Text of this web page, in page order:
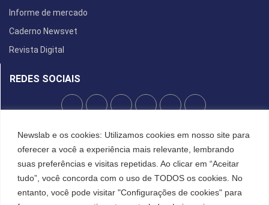
Newslab e os cookies: Utilizamos cookies em nosso site para
oferecer a você a experiência mais relevante, lembrando
suas preferências e visitas repetidas. Ao clicar em “Aceitar
tudo”, você concorda com o uso de TODOS os cookies. No
entanto, você pode visitar "Configurações de cookies" para
Informe de mercado
Caderno Newsvet
Revista Digital
REDES SOCIAIS
POLÍTICA DE PRIVACIDADE
Cookies
©2022 All Right Reserved. Designed and Developed by FCDesign